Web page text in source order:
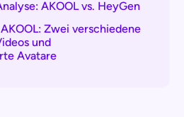
AKOOL vs. HeyGen
Zwei verschiedene
und
Avatare